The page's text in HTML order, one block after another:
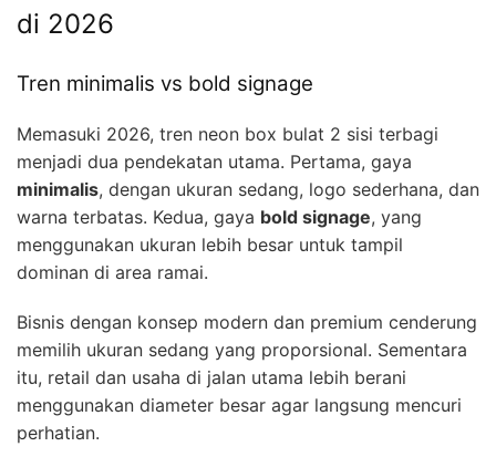
di 2026
Tren minimalis vs bold signage
Memasuki 2026, tren neon box bulat 2 sisi terbagi
menjadi dua pendekatan utama. Pertama, gaya
minimalis, dengan ukuran sedang, logo sederhana, dan
warna terbatas. Kedua, gaya bold signage, yang
menggunakan ukuran lebih besar untuk tampil
dominan di area ramai.
Bisnis dengan konsep modern dan premium cenderung
memilih ukuran sedang yang proporsional. Sementara
itu, retail dan usaha di jalan utama lebih berani
menggunakan diameter besar agar langsung mencuri
perhatian.